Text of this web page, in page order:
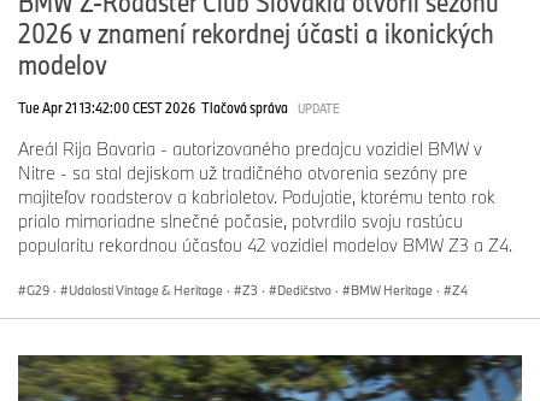
2026 v znamení rekordnej účasti a ikonických
modelov
Tue Apr 21 13:42:00 CEST 2026 Tlačová správa UPDATE
Areál Rija Bavaria - autorizovaného predajcu vozidiel BMW v
Nitre - sa stal dejiskom už tradičného otvorenia sezóny pre
majiteľov roadsterov a kabrioletov. Podujatie, ktorému tento rok
prialo mimoriadne slnečné počasie, potvrdilo svoju rastúcu
popularitu rekordnou účasťou 42 vozidiel modelov BMW Z3 a Z4.
G29 · Udalosti Vintage & Heritage · Z3 · Dedičstvo · BMW Heritage · Z4